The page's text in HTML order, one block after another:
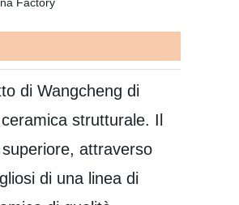
di Wangcheng di
strutturale. Il
attraverso
di una linea di